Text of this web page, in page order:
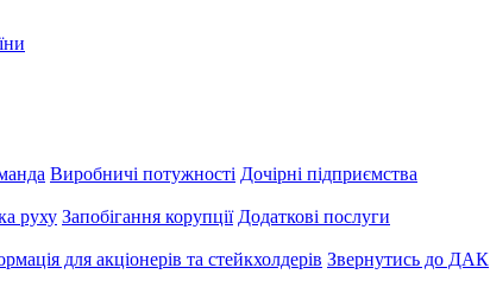
Виробничі потужності Дочірні підприємства
руху Запобігання корупції Додаткові послуги
для акціонерів та стейкхолдерів Звернутись до ДАК